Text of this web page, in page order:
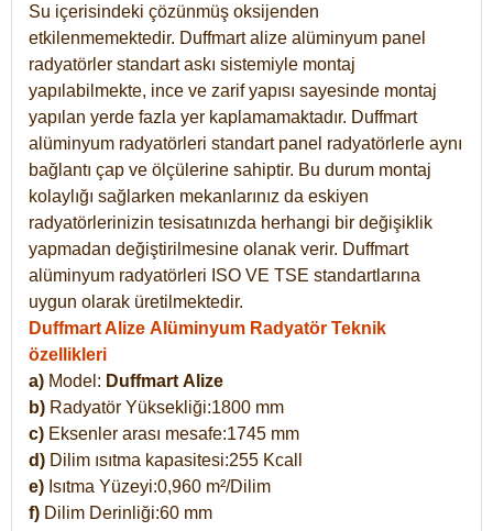
Su içerisindeki çözünmüş oksijenden
etkilenmemektedir. Duffmart alize alüminyum panel
radyatörler standart askı sistemiyle montaj
yapılabilmekte, ince ve zarif yapısı sayesinde montaj
yapılan yerde fazla yer kaplamamaktadır. Duffmart
alüminyum radyatörleri standart panel radyatörlerle aynı
bağlantı çap ve ölçülerine sahiptir. Bu durum montaj
kolaylığı sağlarken mekanlarınız da eskiyen
radyatörlerinizin tesisatınızda herhangi bir değişiklik
yapmadan değiştirilmesine olanak verir. Duffmart
alüminyum radyatörleri ISO VE TSE standartlarına
uygun olarak üretilmektedir.
Duffmart Alize Alüminyum Radyatör Teknik
özellikleri
a) Model: Duffmart Alize
b) Radyatör Yüksekliği:1800 mm
c) Eksenler arası mesafe:1745 mm
d) Dilim ısıtma kapasitesi:255 Kcall
e) Isıtma Yüzeyi:0,960 m²/Dilim
f) Dilim Derinliği:60 mm